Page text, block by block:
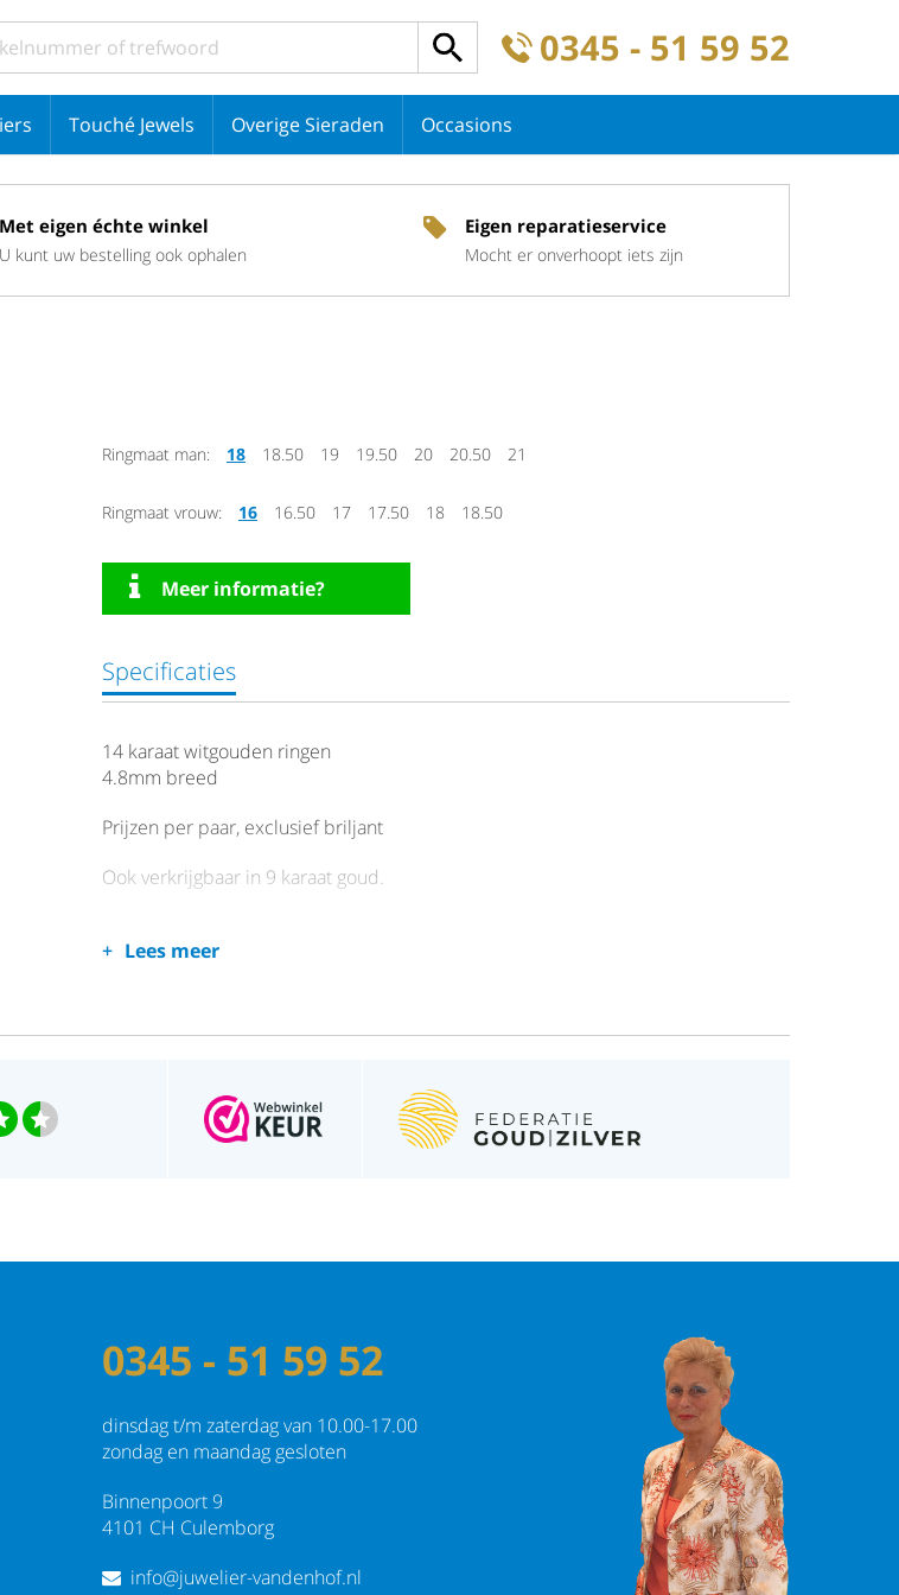
0345 - 51 59 52
Touché Jewels Overige Sieraden Occasions
Met eigen échte winkel
U kunt uw bestelling ook ophalen
Eigen reparatieservice
Mocht er onverhoopt iets zijn
Ringmaat man: 18 18.50 19 19.50 20 20.50 21
Ringmaat vrouw: 16 16.50 17 17.50 18 18.50
Meer informatie?
Specificaties
14 karaat witgouden ringen
4.8mm breed
Prijzen per paar, exclusief briljant
Ook verkrijgbaar in 9 karaat goud.
Lees meer
0345 - 51 59 52
dinsdag t/m zaterdag van 10.00-17.00
zondag en maandag gesloten
Binnenpoort 9
4101 CH Culemborg
info@juwelier-vandenhof.nl